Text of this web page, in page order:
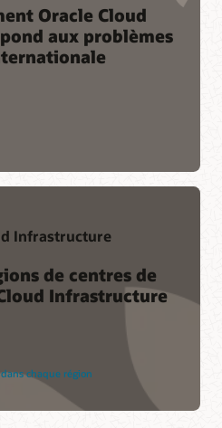
Oracle Cloud
aux problèmes
Infrastructure
de centres de
Infrastructure
chaque région